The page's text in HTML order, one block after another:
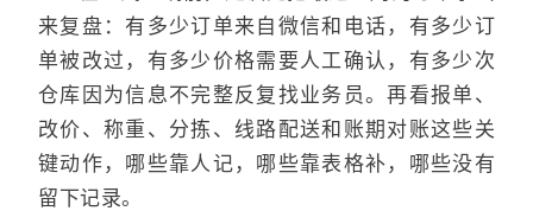
来复盘：有多少订单来自微信和电话，有多少订
单被改过，有多少价格需要人工确认，有多少次
仓库因为信息不完整反复找业务员。再看报单、
改价、称重、分拣、线路配送和账期对账这些关
键动作，哪些靠人记，哪些靠表格补，哪些没有
留下记录。